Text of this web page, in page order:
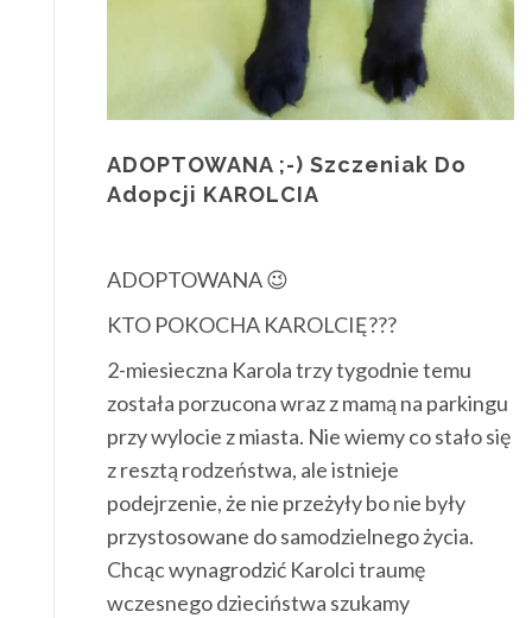
ADOPTOWANA ;-) Szczeniak Do
Adopcji KAROLCIA
ADOPTOWANA 😉
KTO POKOCHA KAROLCIĘ???
2-miesieczna Karola trzy tygodnie temu
została porzucona wraz z mamą na parkingu
przy wylocie z miasta. Nie wiemy co stało się
z resztą rodzeństwa, ale istnieje
podejrzenie, że nie przeżyły bo nie były
przystosowane do samodzielnego życia.
Chcąc wynagrodzić Karolci traumę
wczesnego dzieciństwa szukamy